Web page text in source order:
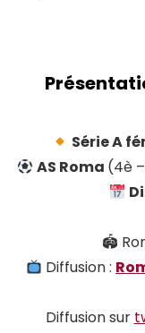
Série A
AS Roma (4è
🏟
Diffusion :
Diffusion sur